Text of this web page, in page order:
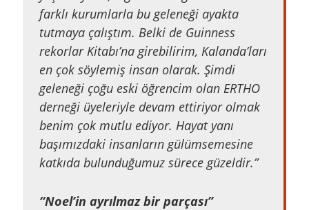
farklı kurumlarla bu geleneği ayakta
tutmaya çalıştım. Belki de Guinness
rekorlar Kitabı’na girebilirim, Kalanda’ları
en çok söylemiş insan olarak. Şimdi
geleneği çoğu eski öğrencim olan ERTHO
derneği üyeleriyle devam ettiriyor olmak
benim çok mutlu ediyor. Hayat yanı
başımızdaki insanların gülümsemesine
katkıda bulunduğumuz sürece güzeldir.”
“Noel’in ayrılmaz bir parçası”